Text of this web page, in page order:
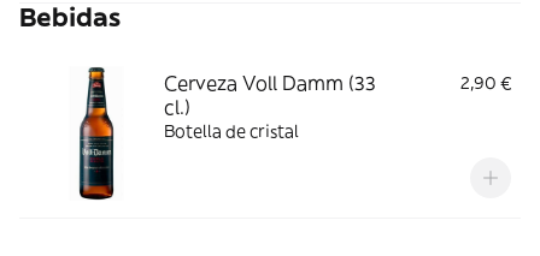
Bebidas
Cerveza Voll Damm (33
cl.)
2,90 €
Botella de cristal